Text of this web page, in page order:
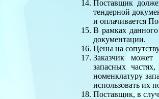
Поставщик
тендерной
и оплачивается
В рамках
документации.
Цены на
Заказчик
запасных
номенклатуру
использовать их
Поставщик, в